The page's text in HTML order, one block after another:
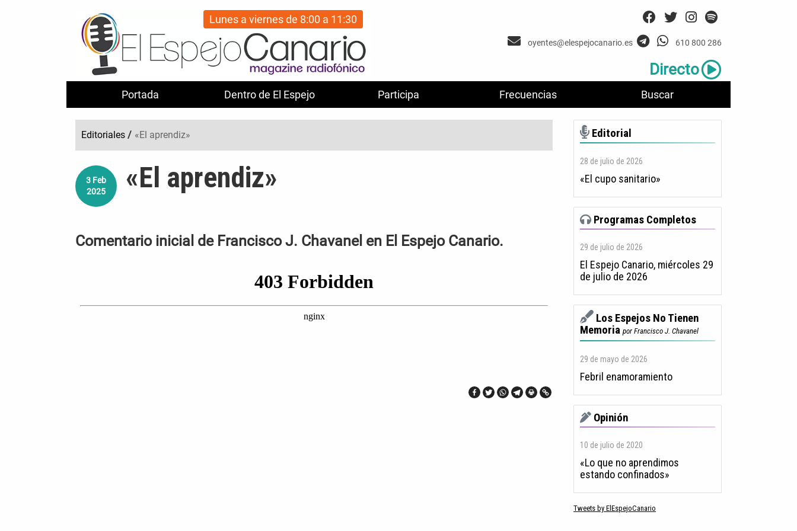
Portada Dentro de El Espejo Participa Frecuencias Buscar
Lunes a viernes de 8:00 a 11:30
oyentes@elespejocanario.es 610 800 286
Directo
Editoriales / «El aprendiz»
3 Feb
2025
«El aprendiz»
Comentario inicial de Francisco J. Chavanel en El Espejo Canario.
Editorial
28 de julio de 2026
«El cupo sanitario»
Programas Completos
29 de julio de 2026
El Espejo Canario, miércoles 29
de julio de 2026
Los Espejos No Tienen
Memoria por Francisco J. Chavanel
29 de mayo de 2026
Febril enamoramiento
Opinión
10 de julio de 2020
«Lo que no aprendimos
estando confinados»
Tweets by ElEspejoCanario